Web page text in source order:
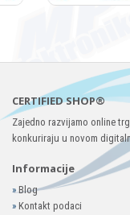
CERTIFIED SHOP®
Zajedno razvijamo online
konkuriraju u novom
Informacije
»Blog
» Kontakt podaci